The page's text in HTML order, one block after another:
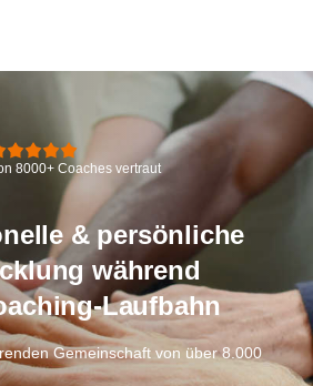
8000+ Coaches vertraut
& persönliche
während
Laufbahn
Gemeinschaft von über 8.000